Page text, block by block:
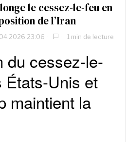
le cessez-le-feu en
de l’Iran
23:06 1 min de lecture
du cessez-le-
États-Unis et
maintient la